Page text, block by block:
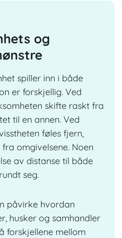
og
spiller inn i både
er forskjellig. Ved
skifte raskt fra
til en annen. Ved
føles fjern,
omgivelsene. Noen
av distanse til både
seg.
påvirke hvordan
husker og samhandler
forskjellene mellom